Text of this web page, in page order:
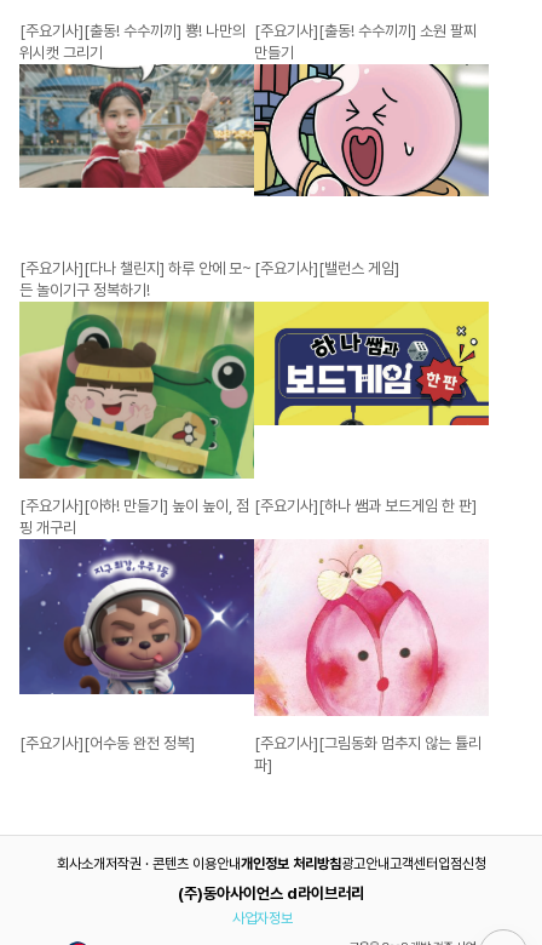
[주요기사][출동! 수수끼끼] 뿅! 나만의
위시캣 그리기
[주요기사][출동! 수수끼끼] 소원 팔찌
만들기
[주요기사][다나 챌린지] 하루 안에 모~
든 놀이기구 정복하기!
[주요기사][밸런스 게임]
[주요기사][아하! 만들기] 높이 높이, 점
핑 개구리
[주요기사][하나 쌤과 보드게임 한 판]
[주요기사][어수동 완전 정복]
[주요기사][그림동화 멈추지 않는 튤리
파]
(주)동아사이언스 d라이브러리
회사소개저작권 · 콘텐츠 이용안내개인정보 처리방침광고안내고객센터입점신청
사업자정보